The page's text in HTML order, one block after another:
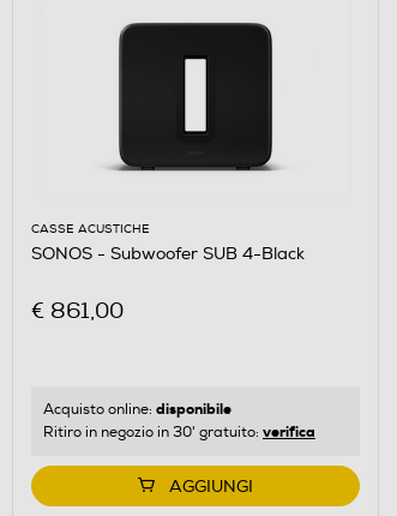
CASSE ACUSTICHE
SONOS - Subwoofer SUB 4-Black
€ 861,00
Acquisto online: disponibile
Ritiro in negozio in 30' gratuito: verifica
AGGIUNGI